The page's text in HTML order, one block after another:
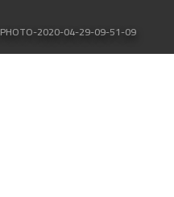
PHOTO-2020-04-29-09-51-09